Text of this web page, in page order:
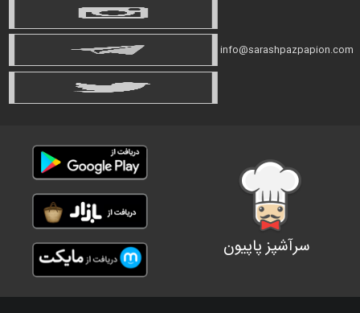
info@sarashpazpapion.com
سرآشپز پاپیون